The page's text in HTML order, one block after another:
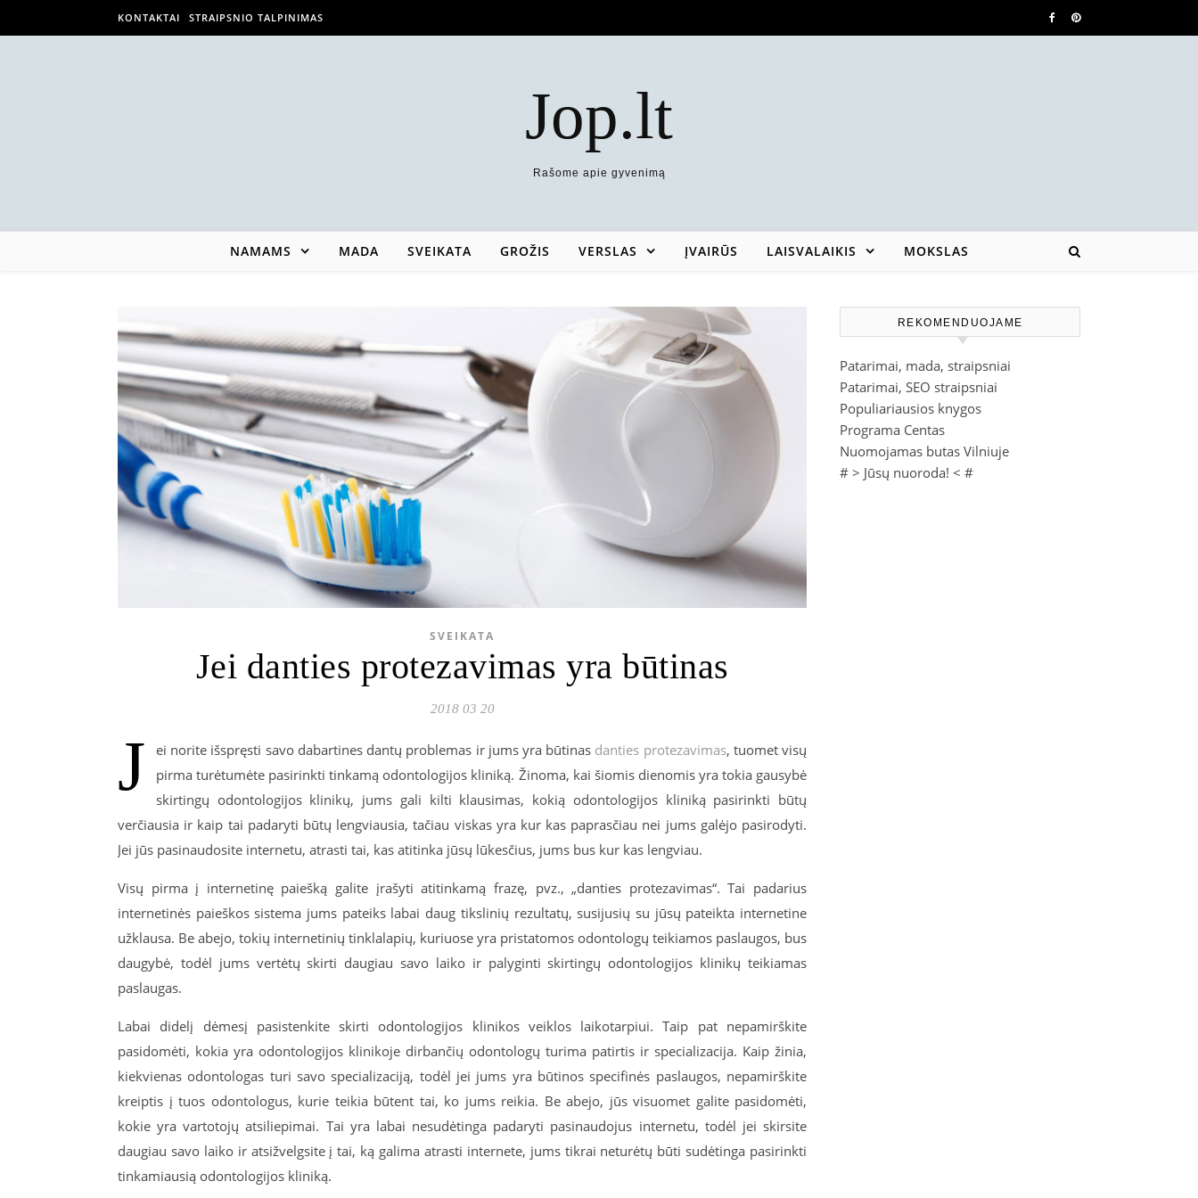
KONTAKTAI STRAIPSNIO TALPINIMAS
Jop.lt
Rašome apie gyvenimą
NAMAMS MADA SVEIKATA GROŽIS VERSLAS ĮVAIRŪS LAISVALAIKIS MOKSLAS
SVEIKATA
Jei danties protezavimas yra būtinas
2018 03 20
J ei norite išspręsti savo dabartines dantų problemas ir jums yra būtinas danties protezavimas, tuomet visų
pirma turėtumėte pasirinkti tinkamą odontologijos kliniką. Žinoma, kai šiomis dienomis yra tokia gausybė
skirtingų odontologijos klinikų, jums gali kilti klausimas, kokią odontologijos kliniką pasirinkti būtų
verčiausia ir kaip tai padaryti būtų lengviausia, tačiau viskas yra kur kas paprasčiau nei jums galėjo pasirodyti.
Jei jūs pasinaudosite internetu, atrasti tai, kas atitinka jūsų lūkesčius, jums bus kur kas lengviau.
Visų pirma į internetinę paiešką galite įrašyti atitinkamą frazę, pvz., „danties protezavimas“. Tai padarius
internetinės paieškos sistema jums pateiks labai daug tikslinių rezultatų, susijusių su jūsų pateikta internetine
užklausa. Be abejo, tokių internetinių tinklalapių, kuriuose yra pristatomos odontologų teikiamos paslaugos, bus
daugybė, todėl jums vertėtų skirti daugiau savo laiko ir palyginti skirtingų odontologijos klinikų teikiamas
paslaugas.
Labai didelį dėmesį pasistenkite skirti odontologijos klinikos veiklos laikotarpiui. Taip pat nepamirškite
pasidomėti, kokia yra odontologijos klinikoje dirbančių odontologų turima patirtis ir specializacija. Kaip žinia,
kiekvienas odontologas turi savo specializaciją, todėl jei jums yra būtinos specifinės paslaugos, nepamirškite
kreiptis į tuos odontologus, kurie teikia būtent tai, ko jums reikia. Be abejo, jūs visuomet galite pasidomėti,
kokie yra vartotojų atsiliepimai. Tai yra labai nesudėtinga padaryti pasinaudojus internetu, todėl jei skirsite
daugiau savo laiko ir atsižvelgsite į tai, ką galima atrasti internete, jums tikrai neturėtų būti sudėtinga pasirinkti
tinkamiausią odontologijos kliniką.
REKOMENDUOJAME
Patarimai, mada, straipsniai
Patarimai, SEO straipsniai
Populiariausios knygos
Programa Centas
Nuomojamas butas Vilniuje
# > Jūsų nuoroda! < #